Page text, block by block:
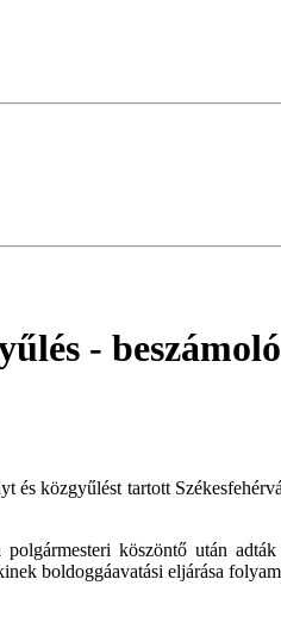
- beszámoló
és közgyűlést tartott
köszöntő után
boldoggáavatási eljárása